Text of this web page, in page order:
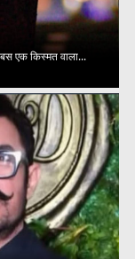
एक किस्मत वाला...